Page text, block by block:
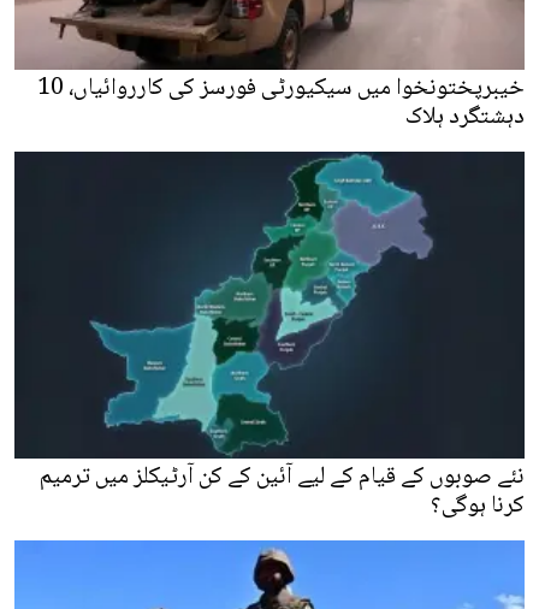
خیبرپختونخوا میں سیکیورٹی فورسز کی کارروائیاں، 10
دہشتگرد ہلاک
نئے صوبوں کے قیام کے لیے آئین کے کن آرٹیکلز میں ترمیم
کرنا ہوگی؟